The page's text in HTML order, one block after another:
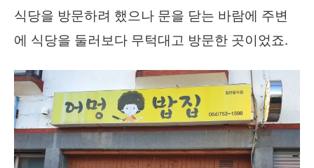
식당을 방문하려 했으나 문을 닫는 바람에 주변
에 식당을 둘러보다 무턱대고 방문한 곳이었죠.